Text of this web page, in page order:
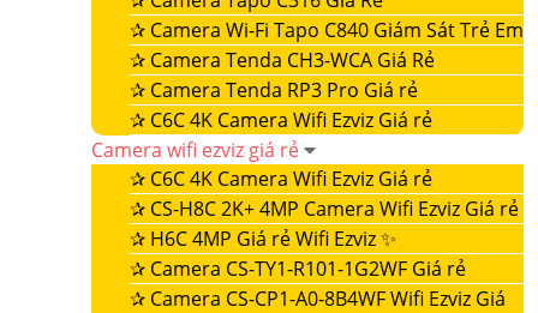
✰ Camera Wi-Fi Tapo C840 Giám Sát Trẻ Em
✰ Camera Tenda CH3-WCA Giá Rẻ
✰ Camera Tenda RP3 Pro Giá rẻ
✰ C6C 4K Camera Wifi Ezviz Giá rẻ
Camera wifi ezviz giá rẻ
✰ C6C 4K Camera Wifi Ezviz Giá rẻ
✰ CS-H8C 2K+ 4MP Camera Wifi Ezviz Giá rẻ
✰ H6C 4MP Giá rẻ Wifi Ezviz ✨
✰ Camera CS-TY1-R101-1G2WF Giá rẻ
✰ Camera CS-CP1-A0-8B4WF Wifi Ezviz Giá